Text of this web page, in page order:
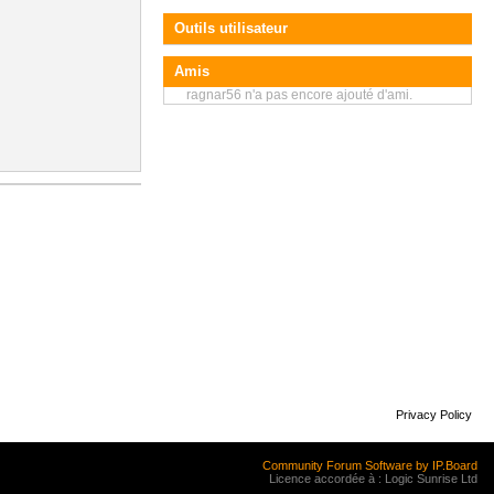
Outils utilisateur
Amis
ragnar56 n'a pas encore ajouté d'ami.
Privacy Policy
Community Forum Software by IP.Board
Licence accordée à : Logic Sunrise Ltd